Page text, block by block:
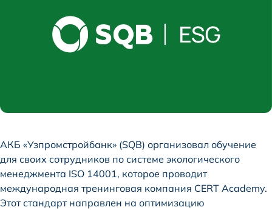
АКБ «Узпромстройбанк» (SQB) организовал обучение
для своих сотрудников по системе экологического
менеджмента ISO 14001, которое проводит
международная тренинговая компания CERT Academy.
Этот стандарт направлен на оптимизацию